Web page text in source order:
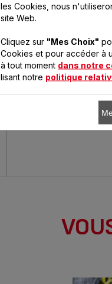
prissima
FF100000
les Cookies, nous
site Web.
Cliquez sur "Mes Choix"
Cookies et pour accéder à
à tout moment dans notre
lisant notre politique